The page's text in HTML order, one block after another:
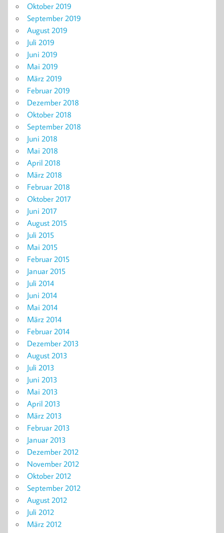
Oktober 2019
September 2019
August 2019
Juli 2019
Juni 2019
Mai 2019
März 2019
Februar 2019
Dezember 2018
Oktober 2018
September 2018
Juni 2018
Mai 2018
April 2018
März 2018
Februar 2018
Oktober 2017
Juni 2017
August 2015
Juli 2015
Mai 2015
Februar 2015
Januar 2015
Juli 2014
Juni 2014
Mai 2014
März 2014
Februar 2014
Dezember 2013
August 2013
Juli 2013
Juni 2013
Mai 2013
April 2013
März 2013
Februar 2013
Januar 2013
Dezember 2012
November 2012
Oktober 2012
September 2012
August 2012
Juli 2012
März 2012